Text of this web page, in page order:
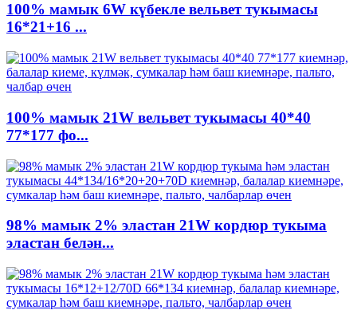
100% мамык 6W күбекле вельвет тукымасы
16*21+16 ...
100% мамык 21W вельвет тукымасы 40*40
77*177 фо...
98% мамык 2% эластан 21W кордюр тукыма
эластан белән...